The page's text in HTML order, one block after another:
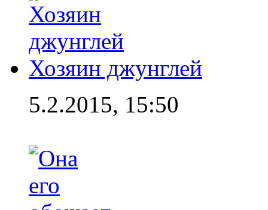
Хозяин джунглей
5.2.2015, 15:50